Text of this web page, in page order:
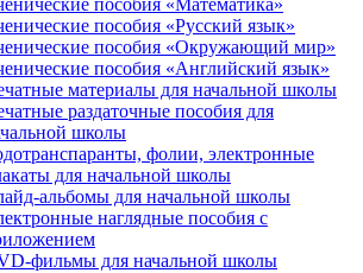
пособия «Математика»
пособия «Русский язык»
пособия «Окружающий мир»
пособия «Английский язык»
материалы для начальной школы
раздаточные пособия для
школы
фолии, электронные
для начальной школы
альбомы для начальной школы
наглядные пособия с
фильмы для начальной школы